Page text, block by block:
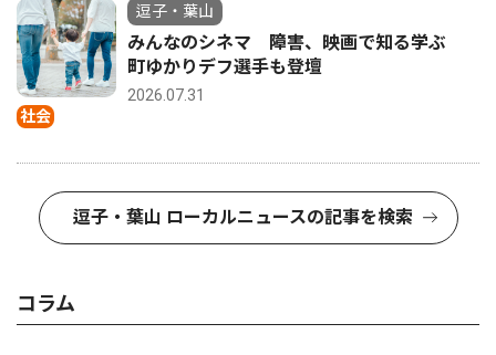
社会
逗子・葉山
みんなのシネマ 障害、映画で知る学ぶ
町ゆかりデフ選手も登壇
2026.07.31
逗子・葉山 ローカルニュースの記事を検索
コラム